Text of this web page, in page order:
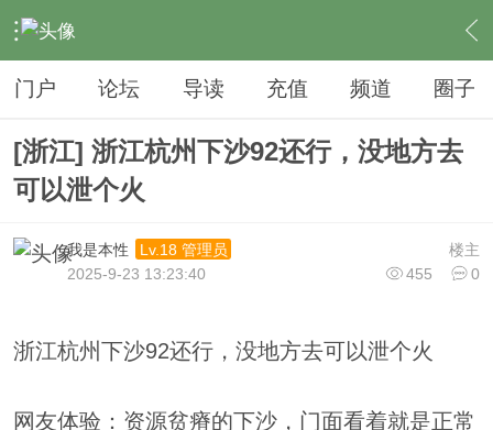
› 夜生活 › 足疗 › 内容
门户 论坛 导读 充值 频道 圈子
[浙江] 浙江杭州下沙92还行，没地方去
可以泄个火
楼主
我是本性
Lv.18 管理员
455
0
2025-9-23 13:23:40
浙江杭州下沙92还行，没地方去可以泄个火
网友体验：资源贫瘠的下沙，门面看着就是正常